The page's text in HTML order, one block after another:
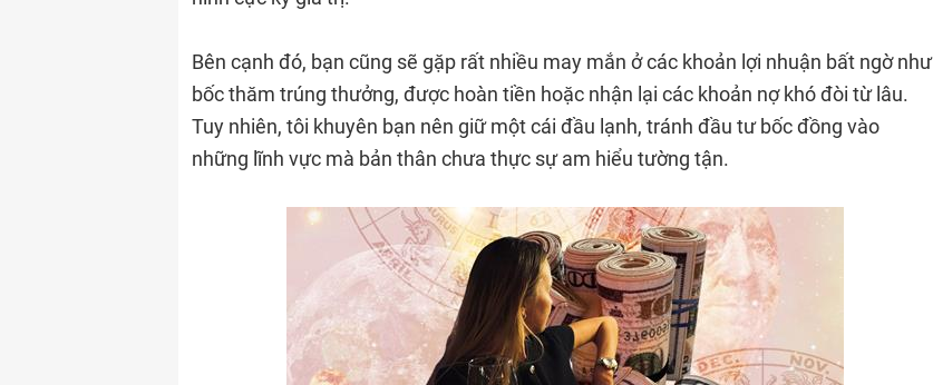
Bên cạnh đó, bạn cũng sẽ gặp rất nhiều may mắn ở các khoản lợi nhuận bất ngờ như
bốc thăm trúng thưởng, được hoàn tiền hoặc nhận lại các khoản nợ khó đòi từ lâu.
Tuy nhiên, tôi khuyên bạn nên giữ một cái đầu lạnh, tránh đầu tư bốc đồng vào
những lĩnh vực mà bản thân chưa thực sự am hiểu tường tận.